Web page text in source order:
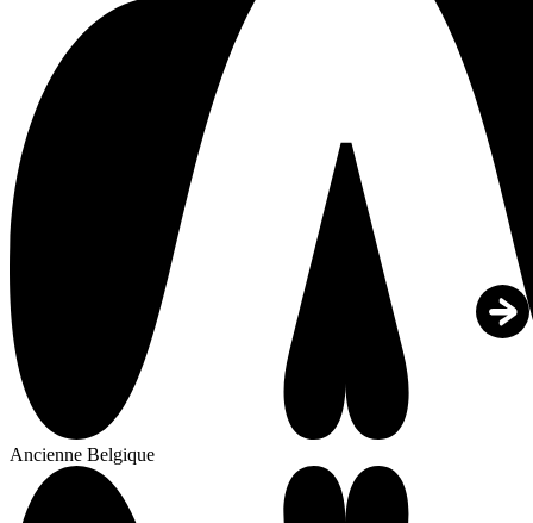
Ancienne Belgique